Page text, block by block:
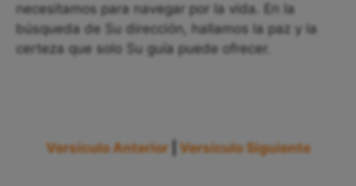
necesitamos para navegar por la vida. En la
búsqueda de Su dirección, hallamos la paz y la
certeza que solo Su guía puede ofrecer.
Versículo Anterior Versículo Siguiente